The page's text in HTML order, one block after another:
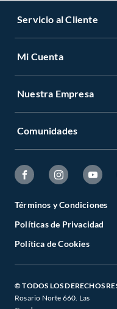
Servicio al Cliente
Mi Cuenta
Nuestra Empresa
Comunidades
Términos y Condiciones
Políticas de Privacidad
Política de Cookies
© TODOS LOS DERECHOS
Rosario Norte 660. Las